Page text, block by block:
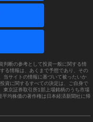
判断の参考として投資一般に関する情
る情報は、あくまで予想であり、その
当サイトの情報に基づいて被ったいか
資に関するすべての決定は、ご自身で
東京証券取引所1部上場銘柄のうち市場
均株価の著作権は日本経済新聞社に帰